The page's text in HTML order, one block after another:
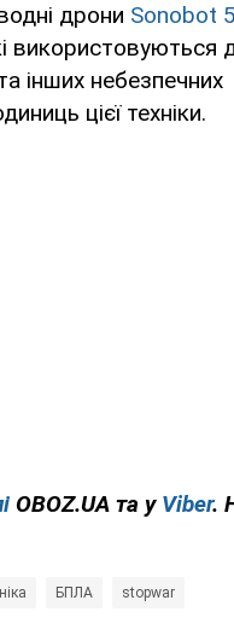
дрони Sonobot 5
використовуються
інших небезпечних
цієї техніки.
OBOZ.UA та у Viber.
БПЛА stopwar